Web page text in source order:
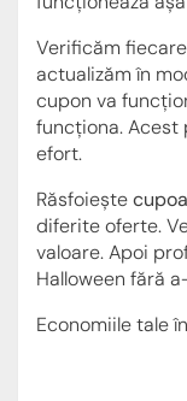
Verificăm
actualizăm în
cupon va
funcționa. Acest
efort.
Răsfoiește
diferite oferte.
valoare. Apoi
Halloween fără
Economiile tale